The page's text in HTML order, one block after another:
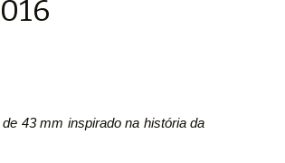
43 mm inspirado na história da